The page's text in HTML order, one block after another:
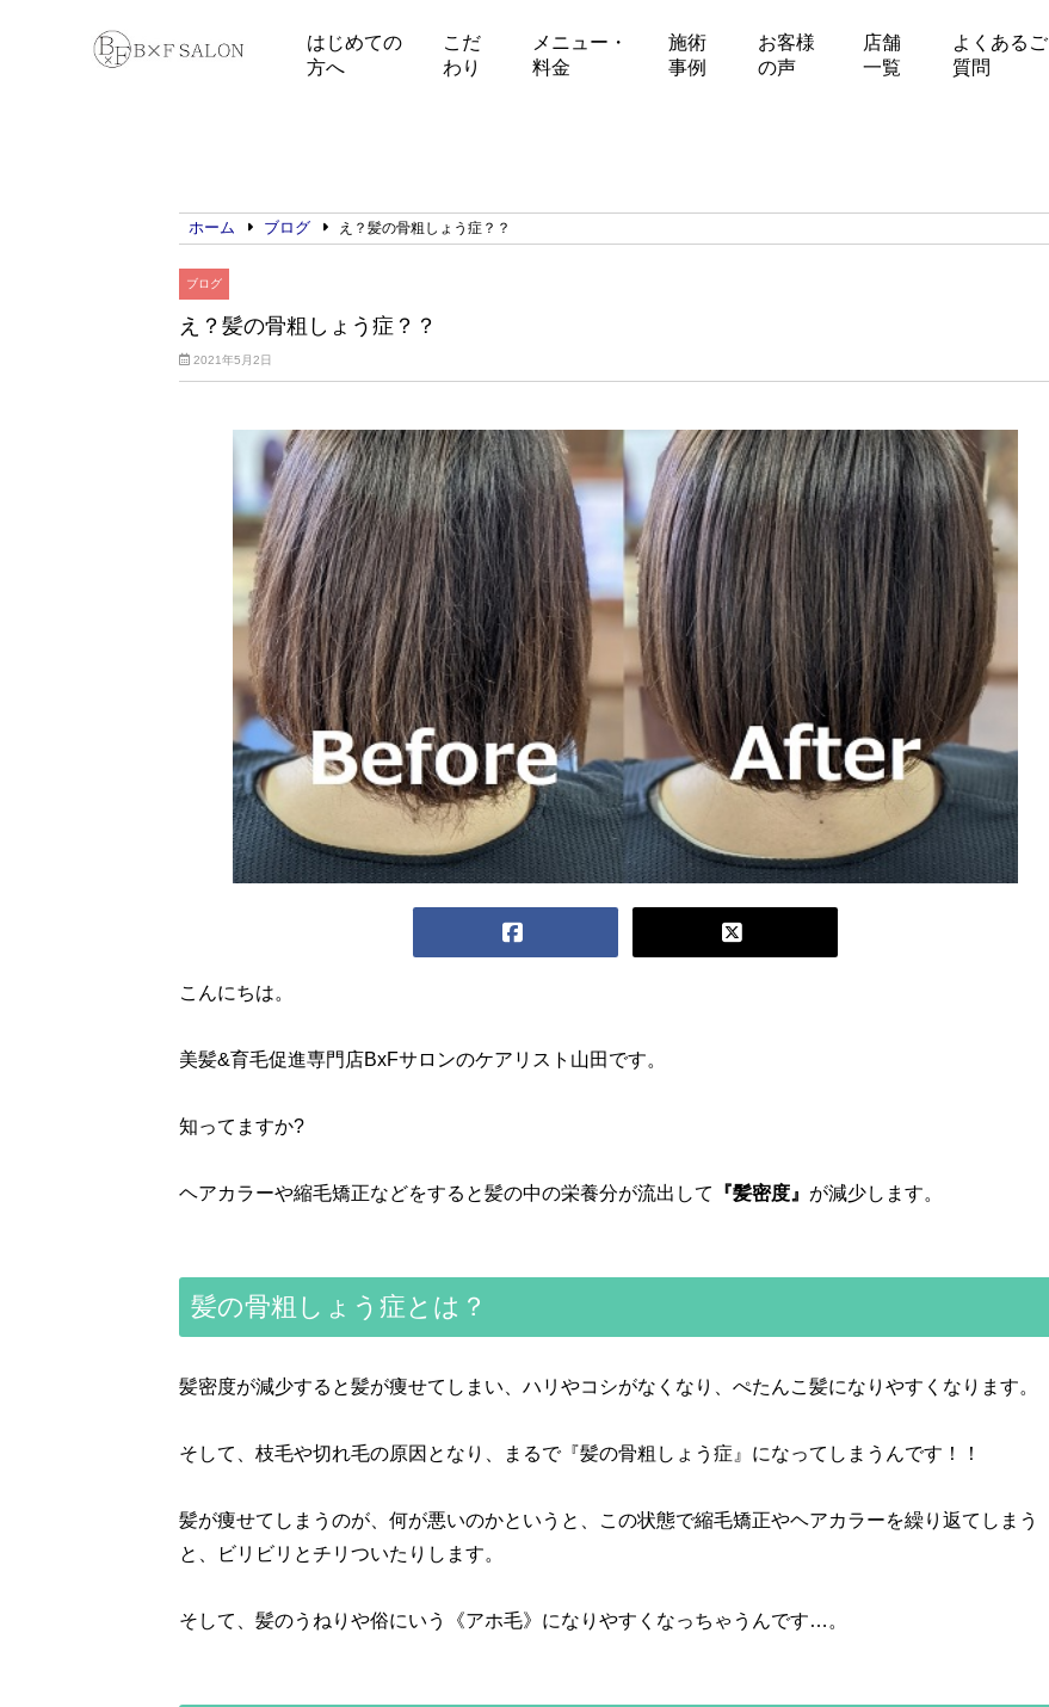
はじめての
方へ
こだ
わり
メニュー・
料金
施術
事例
お客様
の声
店舗
一覧
よくあるご
質問
ホーム ブログ え？髪の骨粗しょう症？？
ブログ
え？髪の骨粗しょう症？？
2021年5月2日
こんにちは。
美髪&育毛促進専門店BxFサロンのケアリスト山田です。
知ってますか?
ヘアカラーや縮毛矯正などをすると髪の中の栄養分が流出して 『髪密度』 が減少します。
髪の骨粗しょう症とは？
髪密度が減少すると髪が痩せてしまい、ハリやコシがなくなり、ぺたんこ髪になりやすくなります。
そして、枝毛や切れ毛の原因となり、まるで『髪の骨粗しょう症』になってしまうんです！！
髪が痩せてしまうのが、何が悪いのかというと、この状態で縮毛矯正やヘアカラーを繰り返てしまう
と、ビリビリとチリついたりします。
そして、髪のうねりや俗にいう《アホ毛》になりやすくなっちゃうんです…。